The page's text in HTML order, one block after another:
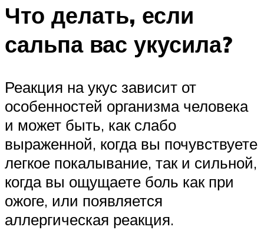
Что делать, если
сальпа вас укусила?
Реакция на укус зависит от
особенностей организма человека
и может быть, как слабо
выраженной, когда вы почувствуете
легкое покалывание, так и сильной,
когда вы ощущаете боль как при
ожоге, или появляется
аллергическая реакция.